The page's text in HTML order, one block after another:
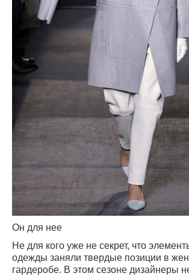
Он для нее
Не для кого уже не секрет, что
одежды заняли твердые позиции в
гардеробе. В этом сезоне дизайнеры